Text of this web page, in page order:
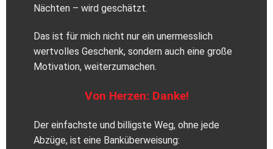
Nächten – wird geschätzt.
Das ist für mich nicht nur ein unermesslich
wertvolles Geschenk, sondern auch eine große
Motivation, weiterzumachen.
Von Herzen: Danke!
Der einfachste und billigste Weg, ohne jede
Abzüge, ist eine Banküberweisung: